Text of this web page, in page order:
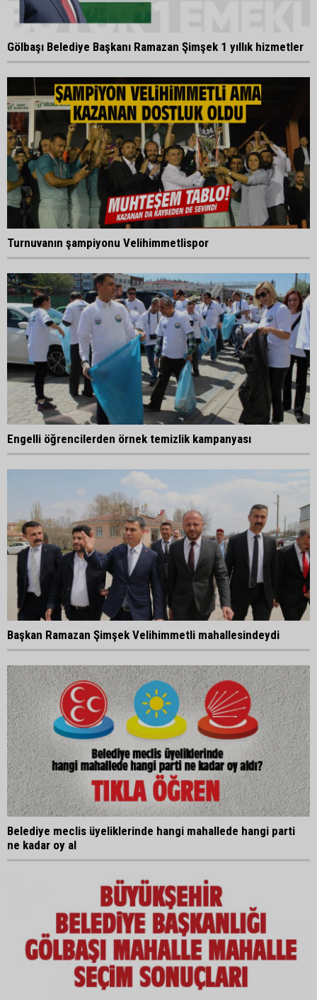
Gölbaşı Belediye Başkanı Ramazan Şimşek 1 yıllık hizmetler
Turnuvanın şampiyonu Velihimmetlispor
Engelli öğrencilerden örnek temizlik kampanyası
Başkan Ramazan Şimşek Velihimmetli mahallesindeydi
Belediye meclis üyeliklerinde hangi mahallede hangi parti
ne kadar oy al